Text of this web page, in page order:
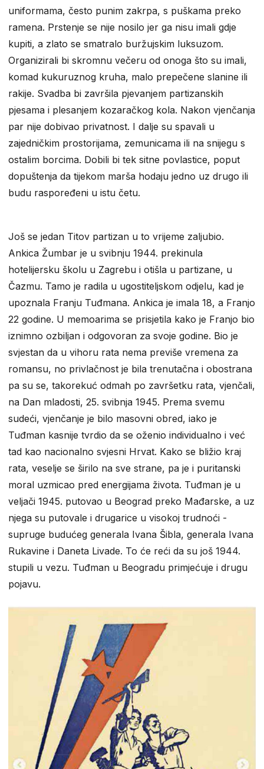
uniformama, često punim zakrpa, s puškama preko
ramena. Prstenje se nije nosilo jer ga nisu imali gdje
kupiti, a zlato se smatralo buržujskim luksuzom.
Organizirali bi skromnu večeru od onoga što su imali,
komad kukuruznog kruha, malo prepečene slanine ili
rakije. Svadba bi završila pjevanjem partizanskih
pjesama i plesanjem kozaračkog kola. Nakon vjenčanja
par nije dobivao privatnost. I dalje su spavali u
zajedničkim prostorijama, zemunicama ili na snijegu s
ostalim borcima. Dobili bi tek sitne povlastice, poput
dopuštenja da tijekom marša hodaju jedno uz drugo ili
budu raspoređeni u istu četu.
Još se jedan Titov partizan u to vrijeme zaljubio.
Ankica Žumbar je u svibnju 1944. prekinula
hotelijersku školu u Zagrebu i otišla u partizane, u
Čazmu. Tamo je radila u ugostiteljskom odjelu, kad je
upoznala Franju Tuđmana. Ankica je imala 18, a Franjo
22 godine. U memoarima se prisjetila kako je Franjo bio
iznimno ozbiljan i odgovoran za svoje godine. Bio je
svjestan da u vihoru rata nema previše vremena za
romansu, no privlačnost je bila trenutačna i obostrana
pa su se, takorekuć odmah po završetku rata, vjenčali,
na Dan mladosti, 25. svibnja 1945. Prema svemu
sudeći, vjenčanje je bilo masovni obred, iako je
Tuđman kasnije tvrdio da se oženio individualno i već
tad kao nacionalno svjesni Hrvat. Kako se bližio kraj
rata, veselje se širilo na sve strane, pa je i puritanski
moral uzmicao pred energijama života. Tuđman je u
veljači 1945. putovao u Beograd preko Mađarske, a uz
njega su putovale i drugarice u visokoj trudnoći -
supruge budućeg generala Ivana Šibla, generala Ivana
Rukavine i Daneta Livade. To će reći da su još 1944.
stupili u vezu. Tuđman u Beogradu primjećuje i drugu
pojavu.